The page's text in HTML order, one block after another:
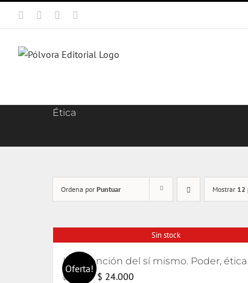
Facebook Instagram
Ética
Ordena por Puntuar Mostrar 12
Sin stock
Oferta!
$
El
$ 24.000